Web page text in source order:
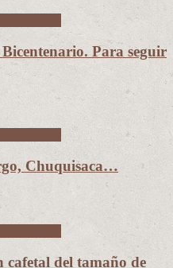
Para seguir
Chuquisaca…
del tamaño de